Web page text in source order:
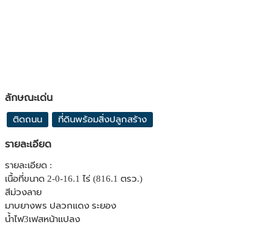
ลักษณะเด่น
ติดถนน ที่ดินพร้อมสิ่งปลูกสร้าง
รายละเอียด
รายละเอียด :
เนื้อที่ขนาด 2-0-16.1 ไร่ (816.1 ตรว.)
สีม่วงลาย
มาบยางพร ปลวกแดง ระยอง
น้ำไฟ3เฟสหน้าเเปลง